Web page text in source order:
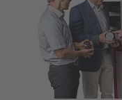
Karriere
Downloadcenter
English Deutsch